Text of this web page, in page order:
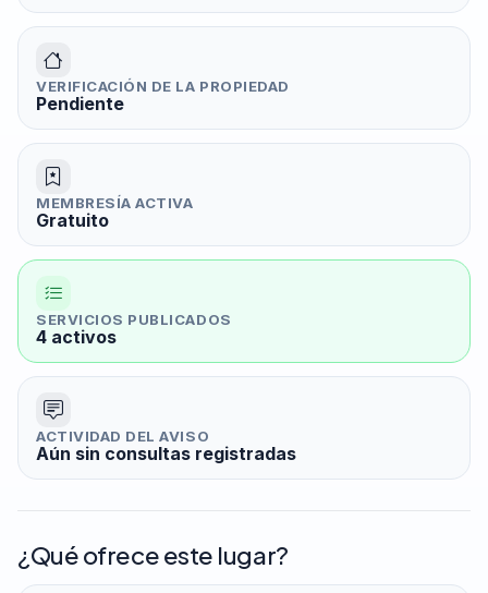
VERIFICACIÓN DE LA PROPIEDAD
Pendiente
MEMBRESÍA ACTIVA
Gratuito
SERVICIOS PUBLICADOS
4 activos
ACTIVIDAD DEL AVISO
Aún sin consultas registradas
¿Qué ofrece este lugar?